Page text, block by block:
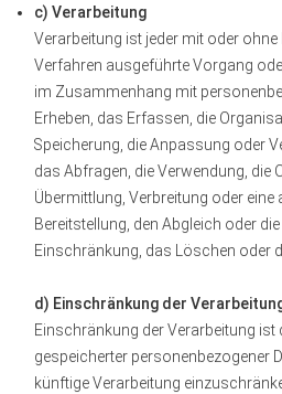
c) Verarbeitung
Verarbeitung ist jeder mit oder
Verfahren ausgeführte Vorgang
im Zusammenhang mit
Erheben, das Erfassen, die
Speicherung, die Anpassung oder
das Abfragen, die Verwendung, die
Übermittlung, Verbreitung oder eine
Bereitstellung, den Abgleich oder
Einschränkung, das Löschen oder
d) Einschränkung der
Einschränkung der Verarbeitung ist
gespeicherter personenbezogener
künftige Verarbeitung